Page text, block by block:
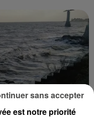
est notre priorité
sans accepter